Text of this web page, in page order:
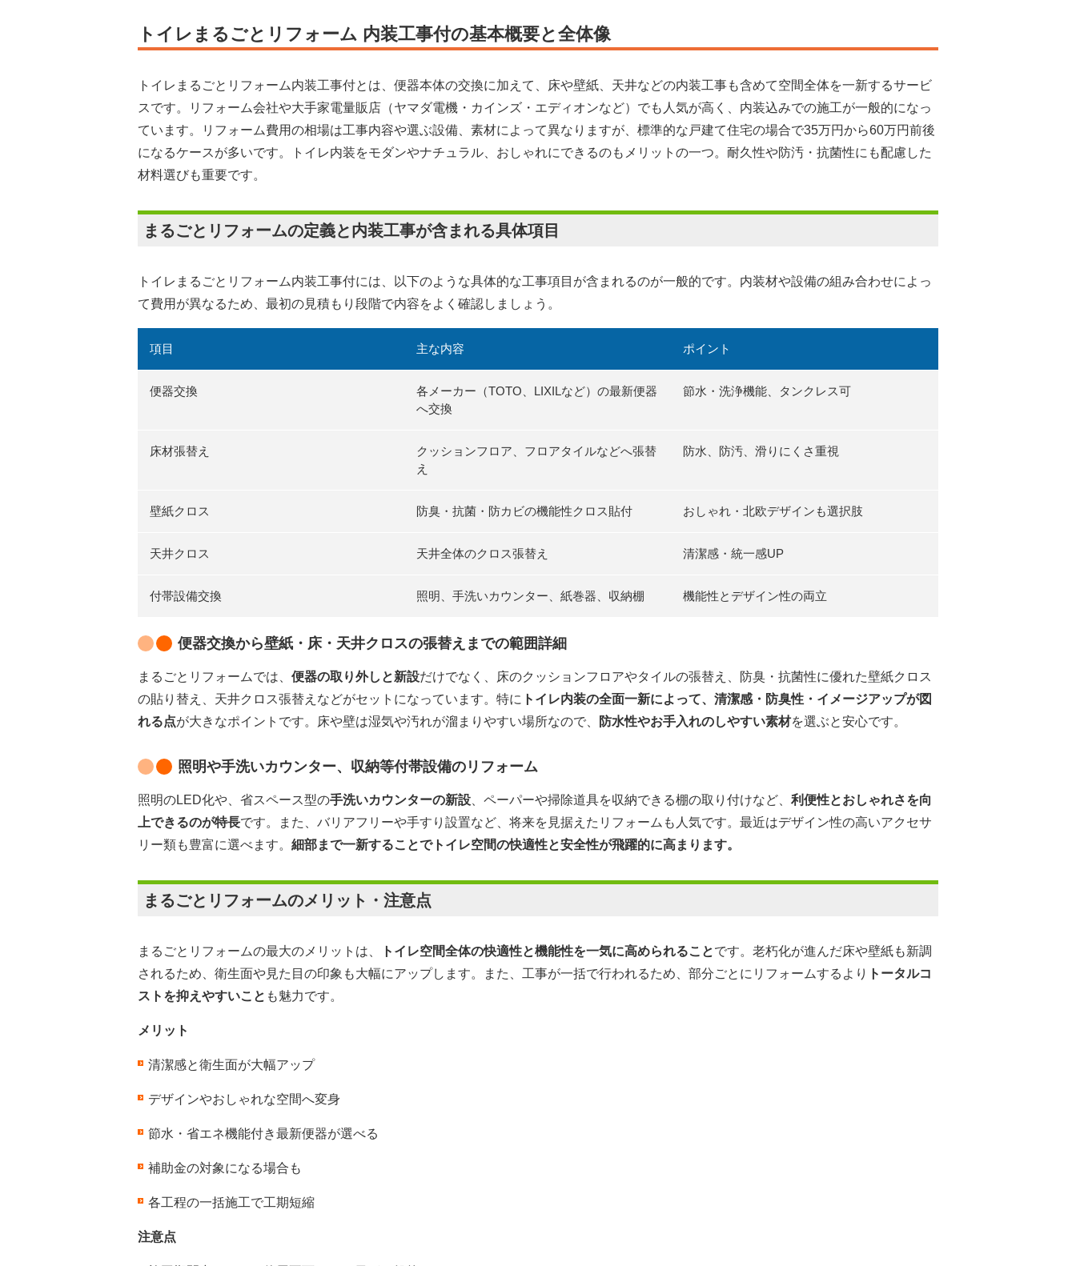
トイレまるごとリフォーム 内装工事付の基本概要と全体像
トイレまるごとリフォーム内装工事付とは、便器本体の交換に加えて、床や壁紙、天井などの内装工事も含めて空間全体を一新するサービ
スです。リフォーム会社や大手家電量販店（ヤマダ電機・カインズ・エディオンなど）でも人気が高く、内装込みでの施工が一般的になっ
ています。リフォーム費用の相場は工事内容や選ぶ設備、素材によって異なりますが、標準的な戸建て住宅の場合で35万円から60万円前後
になるケースが多いです。トイレ内装をモダンやナチュラル、おしゃれにできるのもメリットの一つ。耐久性や防汚・抗菌性にも配慮した
材料選びも重要です。
まるごとリフォームの定義と内装工事が含まれる具体項目
トイレまるごとリフォーム内装工事付には、以下のような具体的な工事項目が含まれるのが一般的です。内装材や設備の組み合わせによっ
て費用が異なるため、最初の見積もり段階で内容をよく確認しましょう。
項目 主な内容 ポイント
便器交換
各メーカー（TOTO、LIXILなど）の最新便器
へ交換
節水・洗浄機能、タンクレス可
床材張替え
クッションフロア、フロアタイルなどへ張替
え
防水、防汚、滑りにくさ重視
壁紙クロス 防臭・抗菌・防カビの機能性クロス貼付 おしゃれ・北欧デザインも選択肢
天井クロス 天井全体のクロス張替え 清潔感・統一感UP
付帯設備交換 照明、手洗いカウンター、紙巻器、収納棚 機能性とデザイン性の両立
便器交換から壁紙・床・天井クロスの張替えまでの範囲詳細
まるごとリフォームでは、 便器の取り外しと新設だけでなく、床のクッションフロアやタイルの張替え、防臭・抗菌性に優れた壁紙クロス
の貼り替え、天井クロス張替えなどがセットになっています。特に トイレ内装の全面一新によって、清潔感・防臭性・イメージアップが図
れる点が大きなポイントです。床や壁は湿気や汚れが溜まりやすい場所なので、 防水性やお手入れのしやすい素材を選ぶと安心です。
照明や手洗いカウンター、収納等付帯設備のリフォーム
照明のLED化や、省スペース型の手洗いカウンターの新設 、ペーパーや掃除道具を収納できる棚の取り付けなど、 利便性とおしゃれさを向
上できるのが特長です。また、バリアフリーや手すり設置など、将来を見据えたリフォームも人気です。最近はデザイン性の高いアクセサ
リー類も豊富に選べます。 細部まで一新することでトイレ空間の快適性と安全性が飛躍的に高まります。
まるごとリフォームのメリット・注意点
まるごとリフォームの最大のメリットは、 トイレ空間全体の快適性と機能性を一気に高められることです。老朽化が進んだ床や壁紙も新調
されるため、衛生面や見た目の印象も大幅にアップします。また、工事が一括で行われるため、部分ごとにリフォームするより
トータルコ
ストを抑えやすいこと も魅力です。
メリット
清潔感と衛生面が大幅アップ
デザインやおしゃれな空間へ変身
節水・省エネ機能付き最新便器が選べる
補助金の対象になる場合も
各工程の一括施工で工期短縮
注意点